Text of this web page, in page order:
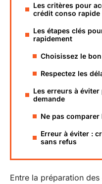
Les critères pour
crédit conso rapide
Les étapes clés
rapidement
Choisissez le
Respectez les
Les erreurs à
demande
Ne pas comparer
Erreur à éviter :
sans refus
Entre la préparation